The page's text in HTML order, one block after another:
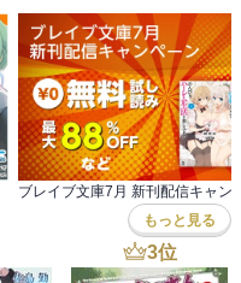
ブレイブ文庫7月 新刊配信キャン
もっと見る
3位